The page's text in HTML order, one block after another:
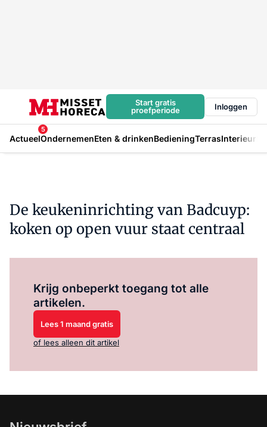
Start gratis
proefperiode
Inloggen
Actueel
5
OndernemenEten & drinkenBedieningTerrasInterieur
De keukeninrichting van Badcuyp:
koken op open vuur staat centraal
Krijg onbeperkt toegang tot alle
artikelen.
Lees 1 maand gratis
of lees alleen dit artikel